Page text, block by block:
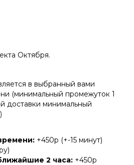
Октября.
в выбранный вами
(минимальный промежуток 1
доставки минимальный
+450р (+-15 минут)
2 часа: +450р